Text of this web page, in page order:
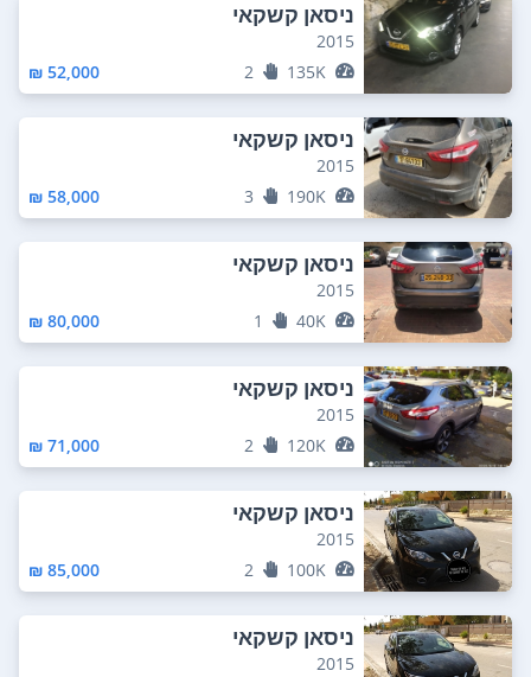
ניסאן קשקאי
2015
135K
2
52,000 ₪
ניסאן קשקאי
2015
190K
3
58,000 ₪
ניסאן קשקאי
2015
40K
1
80,000 ₪
ניסאן קשקאי
2015
120K
2
71,000 ₪
ניסאן קשקאי
2015
100K
2
85,000 ₪
ניסאן קשקאי
2015